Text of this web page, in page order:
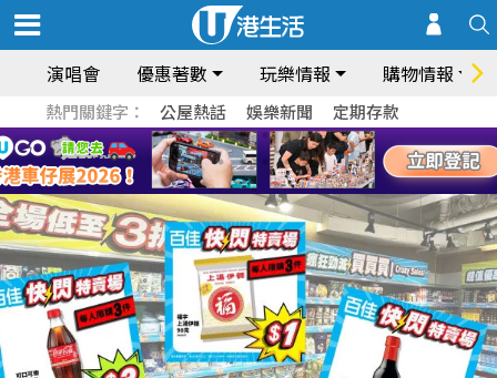
演唱會 優惠著數 玩樂情報 購物情報
熱門關鍵字： 公屋熱話 娛樂新聞 定期存款